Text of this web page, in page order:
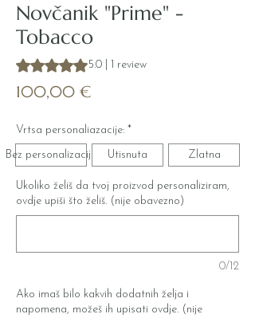
Novčanik "Prime" -
Tobacco
Rating is 5.0 out of five stars based on 1
5.0 | 1 review
100,00 €
Vrtsa personaliazacije: *
Bez personalizacije Utisnuta Zlatna
Ukoliko želiš da tvoj proizvod personaliziram,
ovdje upiši što želiš. (nije obavezno)
0/12
Ako imaš bilo kakvih dodatnih želja i
napomena, možeš ih upisati ovdje. (nije